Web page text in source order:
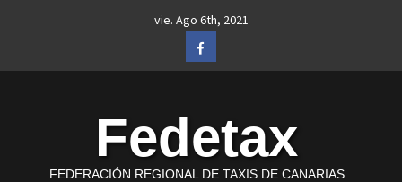
vie. Ago 6th, 2021
Facebook
Fedetax
FEDERACIÓN REGIONAL DE TAXIS DE CANARIAS